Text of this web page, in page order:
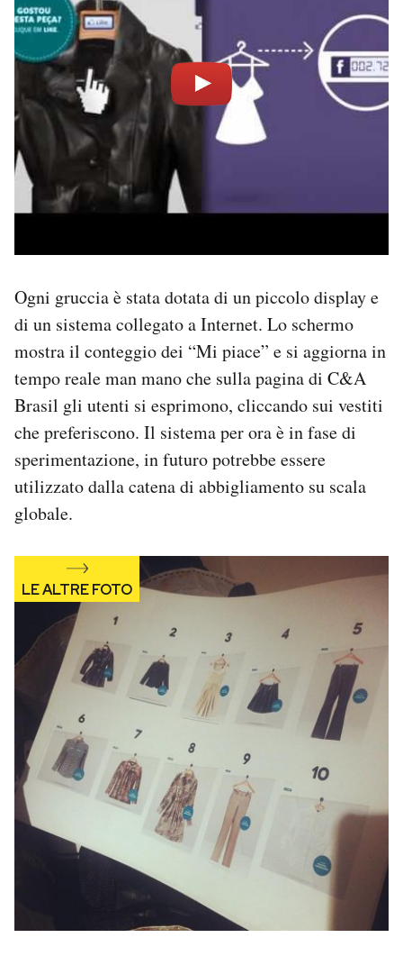
Ogni gruccia è stata dotata di un piccolo display e
di un sistema collegato a Internet. Lo schermo
mostra il conteggio dei “Mi piace” e si aggiorna in
tempo reale man mano che sulla pagina di C&A
Brasil gli utenti si esprimono, cliccando sui vestiti
che preferiscono. Il sistema per ora è in fase di
sperimentazione, in futuro potrebbe essere
utilizzato dalla catena di abbigliamento su scala
globale.